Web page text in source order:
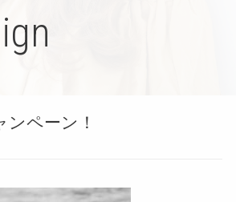
ンペーン！